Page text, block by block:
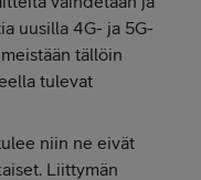
uusilla 4G- ja 5G-
tällöin
tulevat
niin ne eivät
Liittymän